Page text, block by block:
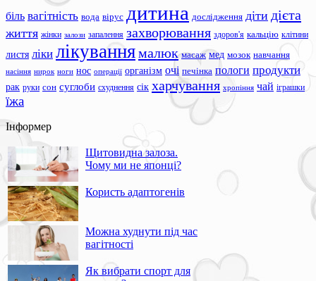
біль вагітність вода вірус дитина дослідження діти дієта
життя жінки залози запалення захворювання здоров'я кальцію клітини
листя ліки лікуваннямалюк масаж мед мозок навчання
насіння нирок ноги нос операції організм очі печінка пологи продукти
рак руки сон суглоби схуднення сік харчування хропіння чай іграшки
їжа
Інформер
Щитовидна залоза.
Чому ми не японці?
Користь адаптогенів
Можна худнути під час
вагітності
Як вибрати спорт для